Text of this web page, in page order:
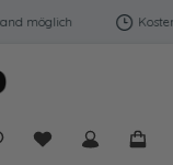
möglich
Du hast 0